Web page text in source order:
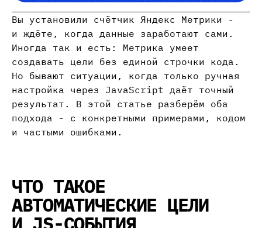
Вы установили счётчик Яндекс Метрики -
и ждёте, когда данные заработают сами.
Иногда так и есть: Метрика умеет
создавать цели без единой строчки кода.
Но бывают ситуации, когда только ручная
настройка через JavaScript даёт точный
результат. В этой статье разберём оба
подхода - с конкретными примерами, кодом
и частыми ошибками.
ЧТО ТАКОЕ
АВТОМАТИЧЕСКИЕ ЦЕЛИ